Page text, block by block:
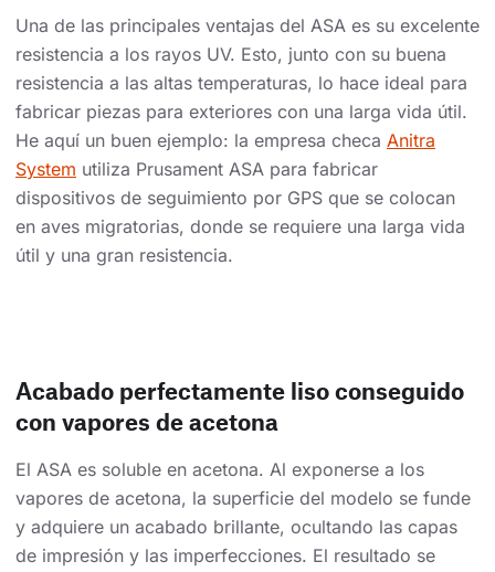
Una de las principales ventajas del ASA es su excelente
resistencia a los rayos UV. Esto, junto con su buena
resistencia a las altas temperaturas, lo hace ideal para
fabricar piezas para exteriores con una larga vida útil.
He aquí un buen ejemplo: la empresa checa Anitra
System utiliza Prusament ASA para fabricar
dispositivos de seguimiento por GPS que se colocan
en aves migratorias, donde se requiere una larga vida
útil y una gran resistencia.
Acabado perfectamente liso conseguido
con vapores de acetona
El ASA es soluble en acetona. Al exponerse a los
vapores de acetona, la superficie del modelo se funde
y adquiere un acabado brillante, ocultando las capas
de impresión y las imperfecciones. El resultado se